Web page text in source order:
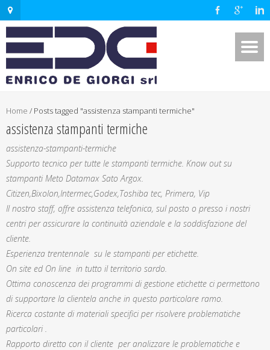
Home / Posts tagged "assistenza stampanti termiche"
assistenza stampanti termiche
assistenza-stampanti-termiche
Supporto tecnico per tutte le stampanti termiche. Know out su
stampanti Meto Datamax Sato Argox.
Citizen,Bixolon,Intermec,Godex,Toshiba tec, Primera, Vip
Il nostro staff, offre assistenza telefonica, sul posto o presso i nostri
centri per assicurare la continuità aziendale e la soddisfazione del
cliente.
Esperienza trentennale su le stampanti per etichette.
On site ed On line in tutto il territorio sardo.
Ottima conoscenza dei programmi di gestione etichette ci permettono
di supportare la clientela anche in questo particolare ramo.
Ricerca costante di materiali specifici per risolvere problematiche
particolari .
Rapporto diretto con il cliente per analizzare le problematiche e